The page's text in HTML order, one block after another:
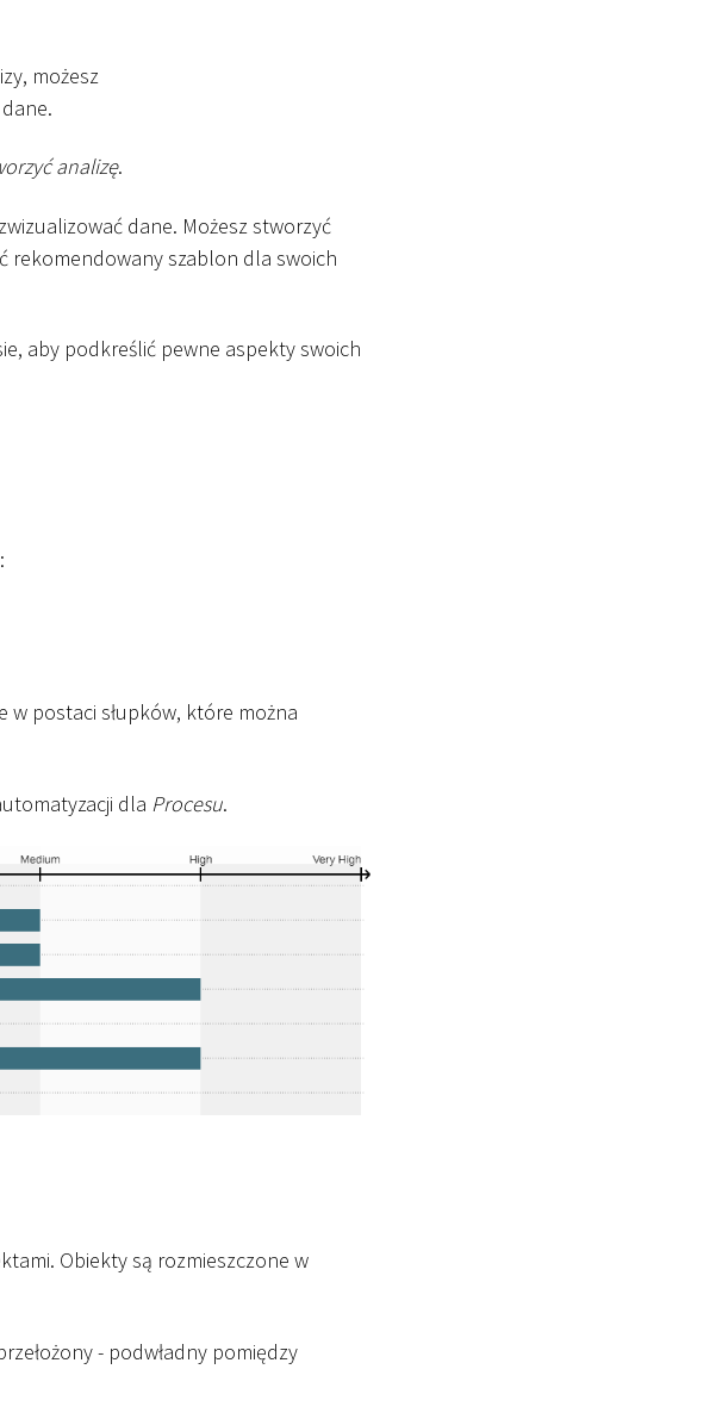
możesz
analizę.
dane. Możesz stworzyć
rekomendowany szablon dla swoich
aby podkreślić pewne aspekty swoich
w postaci słupków, które można
dla Procesu.
Obiekty są rozmieszczone w
- podwładny pomiędzy